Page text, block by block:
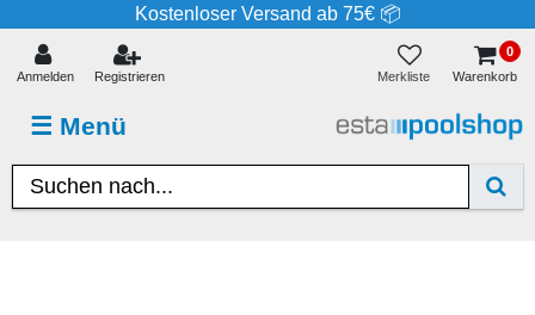
Kostenloser Versand ab 75€ 📦
☰ Menü
Anmelden Registrieren Merkliste
0
Warenkorb